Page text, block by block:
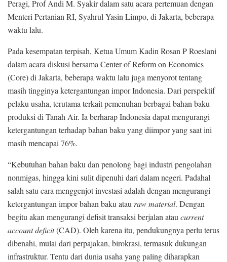
Peragi, Prof Andi M. Syakir dalam satu acara pertemuan dengan
Menteri Pertanian RI, Syahrul Yasin Limpo, di Jakarta, beberapa
waktu lalu.
Pada kesempatan terpisah, Ketua Umum Kadin Rosan P Roeslani
dalam acara diskusi bersama Center of Reform on Economics
(Core) di Jakarta, beberapa waktu lalu juga menyorot tentang
masih tingginya ketergantungan impor Indonesia. Dari perspektif
pelaku usaha, terutama terkait pemenuhan berbagai bahan baku
produksi di Tanah Air. Ia berharap Indonesia dapat mengurangi
ketergantungan terhadap bahan baku yang diimpor yang saat ini
masih mencapai 76%.
“Kebutuhan bahan baku dan penolong bagi industri pengolahan
nonmigas, hingga kini sulit dipenuhi dari dalam negeri. Padahal
salah satu cara menggenjot investasi adalah dengan mengurangi
ketergantungan impor bahan baku atau raw material. Dengan
begitu akan mengurangi defisit transaksi berjalan atau current
account deficit(CAD). Oleh karena itu, pendukungnya perlu terus
dibenahi, mulai dari perpajakan, birokrasi, termasuk dukungan
infrastruktur. Tentu dari dunia usaha yang paling diharapkan